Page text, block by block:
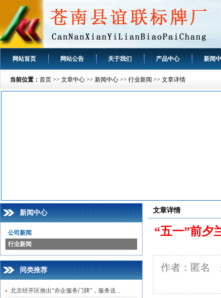
网站首页 网站公告 关于我们 产品中心 新闻
当前位置： 首页 >> 文章中心 >> 新闻中心 >> 行业新闻 >> 文章详情
新闻中心
公司新闻
行业新闻
同类推荐
北京经开区推出“亦企服务门牌”，服务送...
文章详情
“五一”前夕
作者：匿名